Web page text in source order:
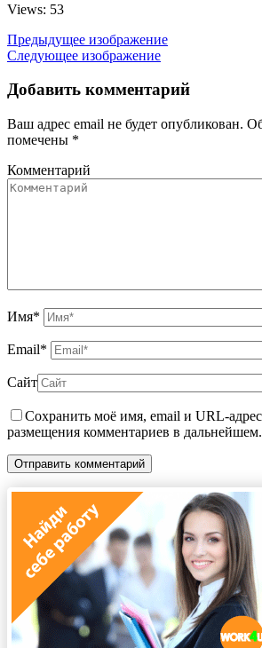
Views: 53
Предыдущее изображение
Следующее изображение
Добавить комментарий
Ваш адрес email не будет опубликован.
помечены *
Комментарий
Имя*
Email*
Сайт
Сохранить моё имя, email и URL-адрес
размещения комментариев в дальнейшем.